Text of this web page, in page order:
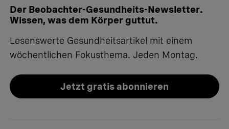
Der Beobachter-Gesundheits-Newsletter.
Wissen, was dem Körper guttut.
Lesenswerte Gesundheitsartikel mit einem
wöchentlichen Fokusthema. Jeden Montag.
Jetzt gratis abonnieren